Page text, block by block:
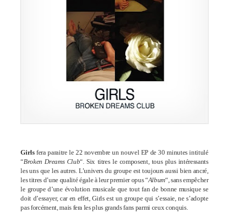
Girlsfera paraitre le 22 novembre un nouvel EP de 30 minutes intitulé
“Broken Dreams Club“. Six titres le composent, tous plus intéressants
les uns que les autres. L’univers du groupe est toujours aussi bien ancré,
les titres d’une qualité égale à leur premier opus “Album“, sans empêcher
le groupe d’une évolution musicale que tout fan de bonne musique se
doit d’essayer, car en effet, Girls est un groupe qui s’essaie, ne s’adopte
pas forcément, mais fera les plus grands fans parmi ceux conquis.